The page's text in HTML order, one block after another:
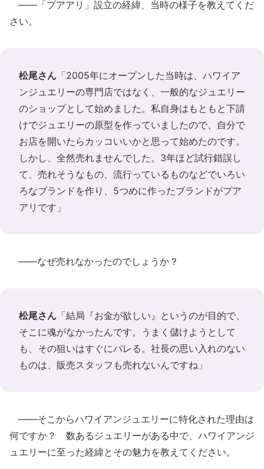
――「プアアリ」設立の経緯、当時の様子を教えてくだ
さい。
松尾さん 「2005年にオープンした当時は、ハワイア
ンジュエリーの専門店ではなく、一般的なジュエリー
のショップとして始めました。私自身はもともと下請
けでジュエリーの原型を作っていましたので、自分で
お店を開いたらカッコいいかと思って始めたのです。
しかし、全然売れませんでした。3年ほど試行錯誤し
て、売れそうなもの、流行っているものなどでいろい
ろなブランドを作り、5つめに作ったブランドがプア
アリです」
――なぜ売れなかったのでしょうか？
松尾さん 「結局『お金が欲しい』というのが目的で、
そこに魂がなかったんです。うまく儲けようとして
も、その狙いはすぐにバレる。社長の思い入れのない
ものは、販売スタッフも売れないんですね」
――そこからハワイアンジュエリーに特化された理由は
何ですか？ 数あるジュエリーがある中で、ハワイアンジ
ュエリーに至った経緯とその魅力を教えてください。